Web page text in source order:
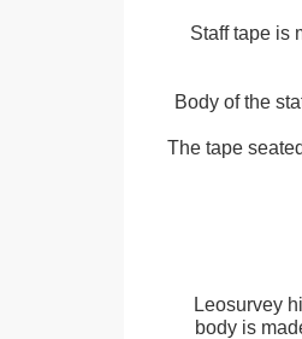
Staff tape is
Body of the
The tape
Leosurvey
body is